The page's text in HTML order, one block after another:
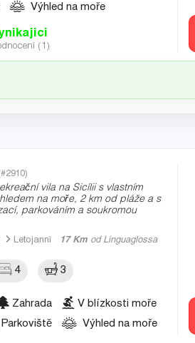
Výhled na moře
( 1 )
vila na Sicílii s vlastním
na moře, 2 km od pláže a s
parkováním a soukromou
Letojanni 17 Km od Linguaglossa
4 3
Zahrada
V blízkosti moře
Parkoviště Výhled na moře